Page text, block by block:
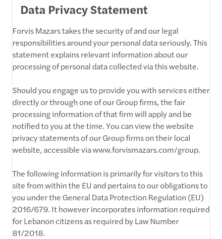
Data Privacy Statement
Forvis Mazars takes the security of and our legal
responsibilities around your personal data seriously. This
statement explains relevant information about our
processing of personal data collected via this website.
Should you engage us to provide you with services either
directly or through one of our Group firms, the fair
processing information of that firm will apply and be
notified to you at the time. You can view the website
privacy statements of our Group firms on their local
website, accessible via www.forvismazars.com/group.
The following information is primarily for visitors to this
site from within the EU and pertains to our obligations to
you under the General Data Protection Regulation (EU)
2016/679. It however incorporates information required
for Lebanon citizens as required by Law Number
81/2018.